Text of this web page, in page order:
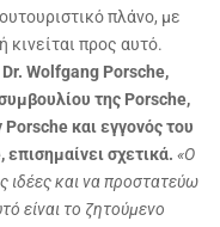
πλάνο, με
κινείται προς αυτό.
Dr. Wolfgang Porsche,
της Porsche,
και εγγονός του
σχετικά. «Ο
ιδέες και να προστατεύω
είναι το ζητούμενο